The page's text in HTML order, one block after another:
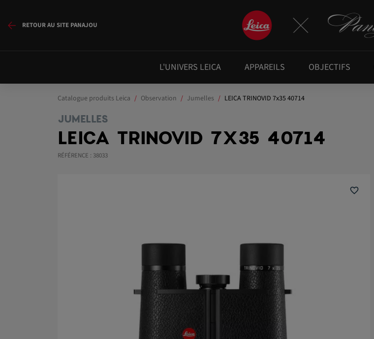
RETOUR AU SITE PANAJOU
L'UNIVERS LEICA APPAREILS OBJECTIFS
Catalogue produits Leica Observation Jumelles LEICA TRINOVID 7x35 40714
JUMELLES
LEICA TRINOVID 7X35 40714
RÉFÉRENCE : 38033
favorite_border